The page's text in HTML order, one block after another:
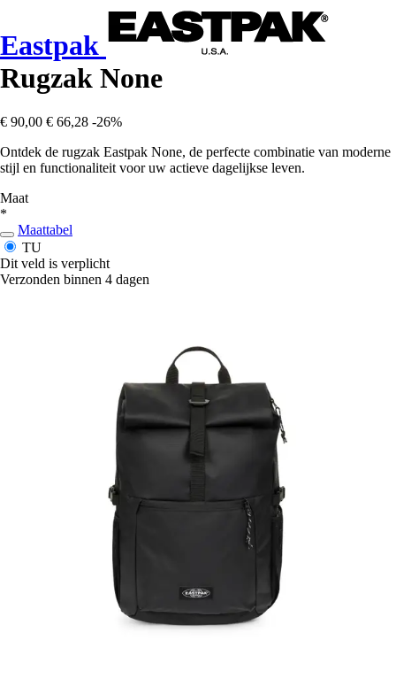
Eastpak
Rugzak None
€ 90,00 € 66,28 -26%
Ontdek de rugzak Eastpak None, de perfecte combinatie van moderne
stijl en functionaliteit voor uw actieve dagelijkse leven.
Maat
*
Maattabel
TU
Dit veld is verplicht
Verzonden binnen 4 dagen